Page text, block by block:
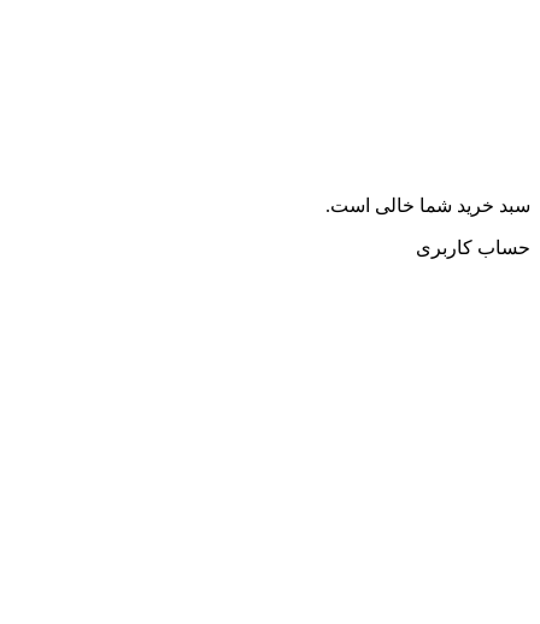
سبد خرید شما خالی است.
حساب کاربری